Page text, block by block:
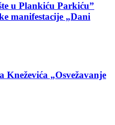
u Plankiću Parkiću”
manifestacije „Dani
„Osvežavanje